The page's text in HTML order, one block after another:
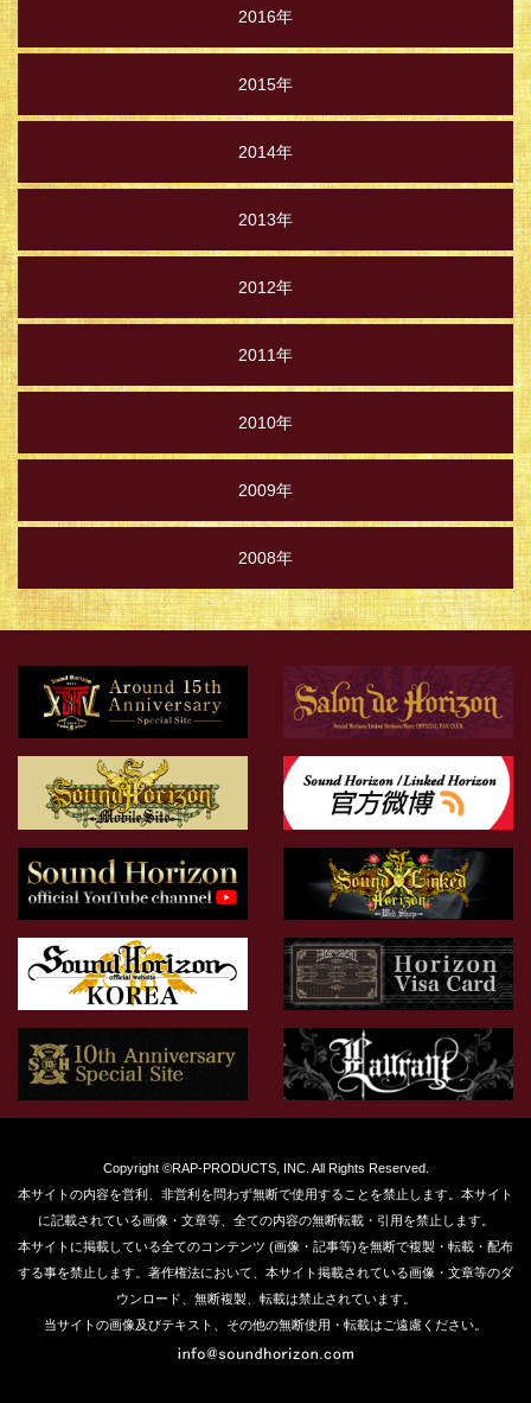
2016年
2015年
2014年
2013年
2012年
2011年
2010年
2009年
2008年
Copyright ©RAP-PRODUCTS, INC. All Rights Reserved.
本サイトの内容を営利、非営利を問わず無断で使用することを禁止します。本サイト
に記載されている画像・文章等、全ての内容の無断転載・引用を禁止します。
本サイトに掲載している全てのコンテンツ (画像・記事等)を無断で複製・転載・配布
する事を禁止します。著作権法において、本サイト掲載されている画像・文章等のダ
ウンロード、無断複製、転載は禁止されています。
当サイトの画像及びテキスト、その他の無断使用・転載はご遠慮ください。